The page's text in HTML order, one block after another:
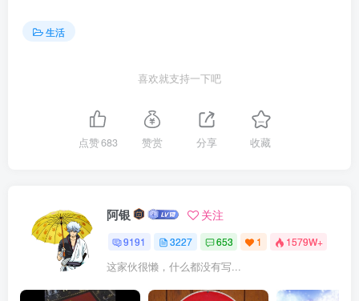
生活
喜欢就支持一下吧
点赞683 赞赏 分享 收藏
阿银 关注
9191 3227 653 1 1579W+
这家伙很懒，什么都没有写...